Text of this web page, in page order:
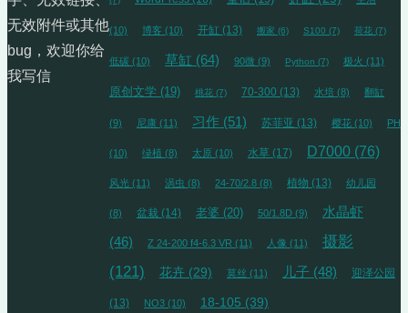
(10) 博客 (10) 开缸 (13) 搬家 (6) S100 (7) 荷花 (7)
低碳 (10) 草缸 (64) 90微 (9) Python (7) 极火 (11)
原创文学 (19) 桃花 (7) 70-300 (13) 水培 (8) 翻缸
(9) 尼康 (11) 习作 (51) 苏菲亚 (13) 樱花 (10) PH
(10) 绿植 (8) 太原 (10) 水草 (17) D7000 (76)
风光 (11) 涡虫 (8) 24-70/2.8 (8) 植物 (13) 幼儿园
(8) 盆栽 (14) 老婆 (20) 50/1.8D (9) 水晶虾
(46) Z 24-200 f4-6.3 VR (11) 人像 (11)
摄影
(121)
花卉 (29) 莫丝 (11) 儿子 (48) 迎泽公园
(13) NO3 (10) 18-105 (39)
无效附件或其他
bug，欢迎你给
我写信